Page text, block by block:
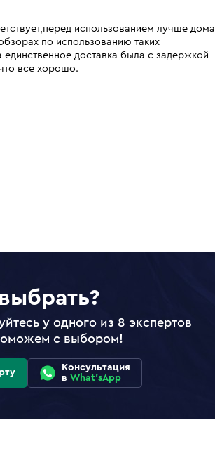
использованием лучше дома
по использованию таких
доставка была с задержкой
все хорошо.
у одного из 8 экспертов
с выбором!
Консультация
в What'sApp